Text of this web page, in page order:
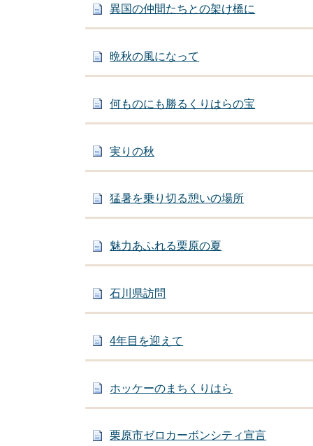
異国の仲間たちとの架け橋に
晩秋の風になって
何ものにも勝るくりはらの宝
実りの秋
猛暑を乗り切る憩いの場所
魅力あふれる栗原の夏
石川県訪問
4年目を迎えて
ホッケーのまちくりはら
栗原市ゼロカーボンシティ宣言